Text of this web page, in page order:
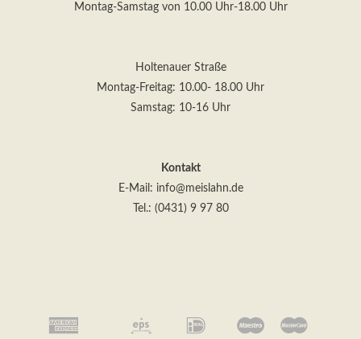
Montag-Samstag von 10.00 Uhr-18.00 Uhr
Holtenauer Straße
Montag-Freitag: 10.00- 18.00 Uhr
Kontakt
E-Mail: info@meislahn.de
Tel.: (0431) 9 97 80